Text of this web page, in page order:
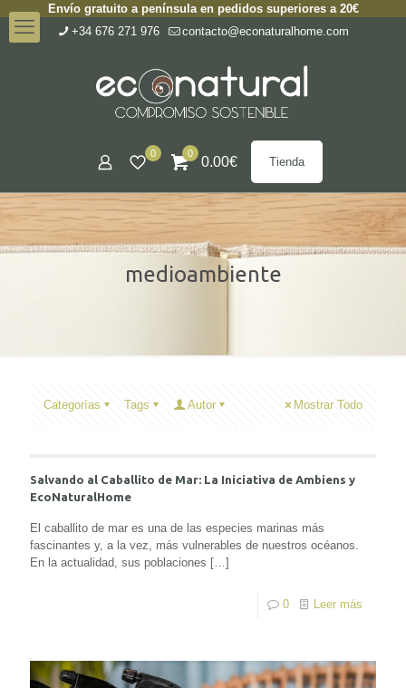
Envío gratuito a península en pedidos superiores a 20€
+34 676 271 976
contacto@econaturalhome.com
0 0
0.00€ Tienda
medioambiente
Categorías Tags Autor Mostrar Todo
Salvando al Caballito de Mar: La Iniciativa de Ambiens y
EcoNaturalHome
El caballito de mar es una de las especies marinas más
fascinantes y, a la vez, más vulnerables de nuestros océanos.
En la actualidad, sus poblaciones […]
0 Leer más